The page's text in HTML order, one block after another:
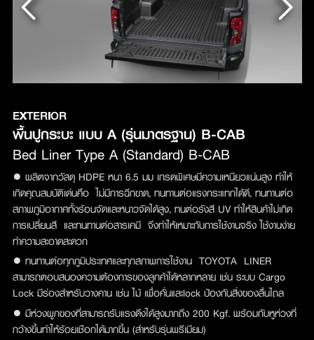
EXTERIOR
● ผลิตจากวัสดุ HDPE หนา 6.5 มม เกรดพิเศษมีความเหนียวแน่นสูง ทำให้
เกิดคุณสมบัติเด่นคือ ไม่มีการฉีกขาด, ทนทานต่อแรงกระแทกได้ดี, ทนทานต่อ
สภาพภูมิอากาศทั้งร้อนจัดและหนาวจัดได้สูง, ทนต่อรังสี UV ทำให้สินค้าไม่เกิด
การเปลี่ยนสี และทนทานต่อสารเคมี จึงทำให้เหมาะกับการใช้งานจริง ใช้งานง่าย
ทำความสะอาดสะดวก
● ทนทานต่อทุกภูมิประเทศและทุกสภาพการใช้งาน TOYOTA LINER
สามารถตอบสนองความต้องการของลูกค้าได้หลากหลาย เช่น ระบบ Cargo
Lock มีร่องสำหรับวางคาน เช่น ไม้ เพื่อคั่นและlock ป้องกันสิ่งของลื่นไถล
● มีห่วงผูกของที่สามารถรับแรงดึงได้สูงมากถึง 200 Kgf. พร้อมกับหูห่วงที่
กว้างขึ้นทำให้ร้อยเชือกได้มากขึ้น (สำหรับรุ่นพรีเมียม)